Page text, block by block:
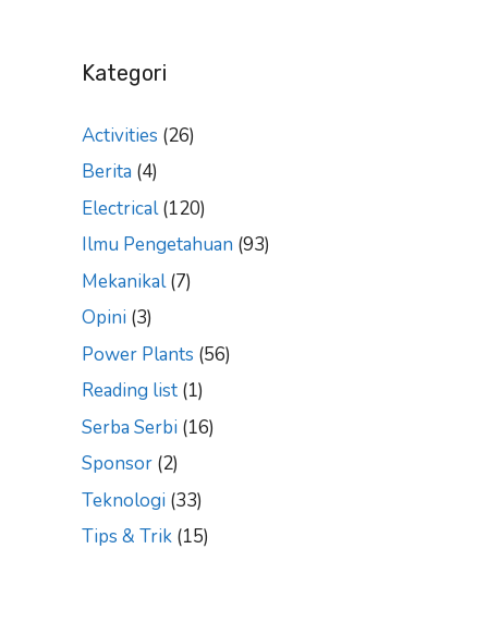
Kategori
Activities (26)
Berita (4)
Electrical(120)
Ilmu Pengetahuan (93)
Mekanikal(7)
Opini (3)
Power Plants (56)
Reading list (1)
Serba Serbi (16)
Sponsor (2)
Teknologi (33)
Tips & Trik (15)